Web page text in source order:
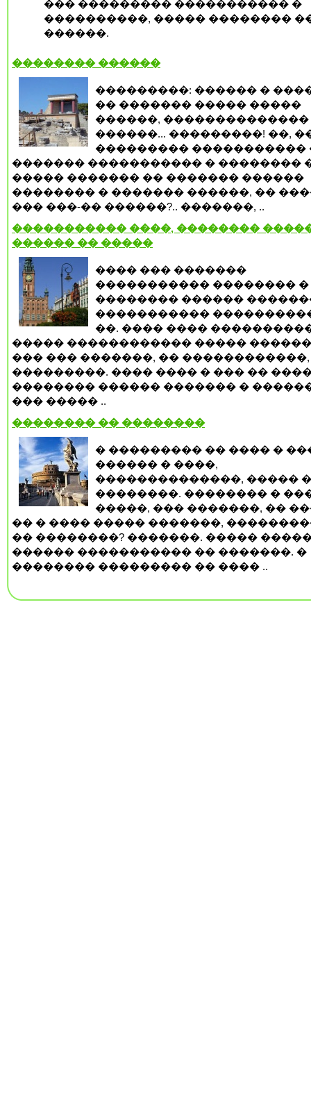
��� ��������� ����������� �
����������, ����� ��������
������.
�������� ������
���������: ������ �
�� ������� ����� �����
������, ��������������
������... ���������! ��,
��������� �����������
������� ����������� � ��������
����� ������� �� ������� ������
�������� � ������� ������, ��
��� ���-�� ������?.. �������, ..
����������� ����, ��������
������ �� �����
���� ��� �������
����������� �������� �
�������� ������
�����������
��. ���� ����
����� ������������ �����
��� ��� �������, �� ������������,
���������. ���� ���� � ��� ��
�������� ������ ������� �
��� ����� ..
�������� �� ��������
� ��������� �� ���� �
������ � ����,
��������������, �����
��������. �������� �
�����, ��� �������, ��
�� � ���� ����� �������,
�� ��������? �������. �����
������ ����������� �� �������. �
�������� ��������� �� ���� ..